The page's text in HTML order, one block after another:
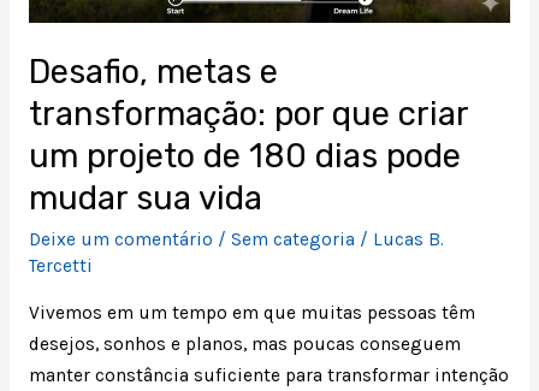
Desafio, metas e
transformação: por que criar
um projeto de 180 dias pode
mudar sua vida
Deixe um comentário / Sem categoria / Lucas B.
Tercetti
Vivemos em um tempo em que muitas pessoas têm
desejos, sonhos e planos, mas poucas conseguem
manter constância suficiente para transformar intenção
projeto
180
dias
mudar
sua
vida